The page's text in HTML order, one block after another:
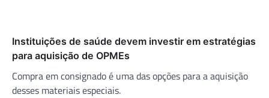
Instituições de saúde devem investir em estratégias
para aquisição de OPMEs
Compra em consignado é uma das opções para a aquisição
desses materiais especiais.